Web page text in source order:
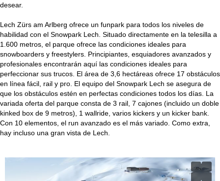
desear.
Lech Zürs am Arlberg ofrece un funpark para todos los niveles de
habilidad con el Snowpark Lech. Situado directamente en la telesilla a
1.600 metros, el parque ofrece las condiciones ideales para
snowboarders y freestylers. Principiantes, esquiadores avanzados y
profesionales encontrarán aquí las condiciones ideales para
perfeccionar sus trucos. El área de 3,6 hectáreas ofrece 17 obstáculos
en línea fácil, rail y pro. El equipo del Snowpark Lech se asegura de
que los obstáculos estén en perfectas condiciones todos los días. La
variada oferta del parque consta de 3 rail, 7 cajones (incluido un doble
kinked box de 9 metros), 1 wallride, varios kickers y un kicker bank.
Con 10 elementos, el run avanzado es el más variado. Como extra,
hay incluso una gran vista de Lech.